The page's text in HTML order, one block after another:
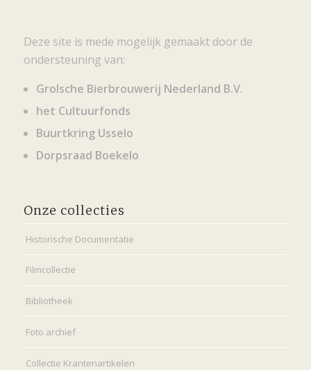
Deze site is mede mogelijk gemaakt door de
ondersteuning van:
Grolsche Bierbrouwerij Nederland B.V.
het Cultuurfonds
Buurtkring Usselo
Dorpsraad Boekelo
Onze collecties
Historische Documentatie
Filmcollectie
Bibliotheek
Foto archief
Collectie Krantenartikelen